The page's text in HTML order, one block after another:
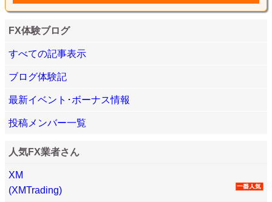
FX体験ブログ
すべての記事表示
ブログ体験記
最新イベント･ボーナス情報
投稿メンバー一覧
人気FX業者さん
XM
(XMTrading)